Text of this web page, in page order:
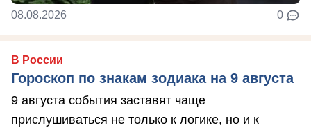
08.08.2026 0
В России
Гороскоп по знакам зодиака на 9 августа
9 августа события заставят чаще
прислушиваться не только к логике, но и к